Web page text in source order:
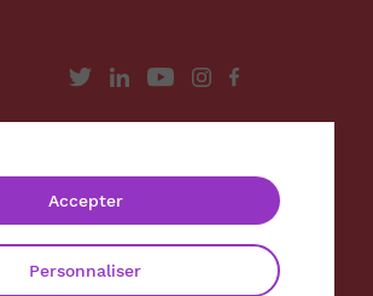
Politique de confidentialité
Personnaliser
Accepter